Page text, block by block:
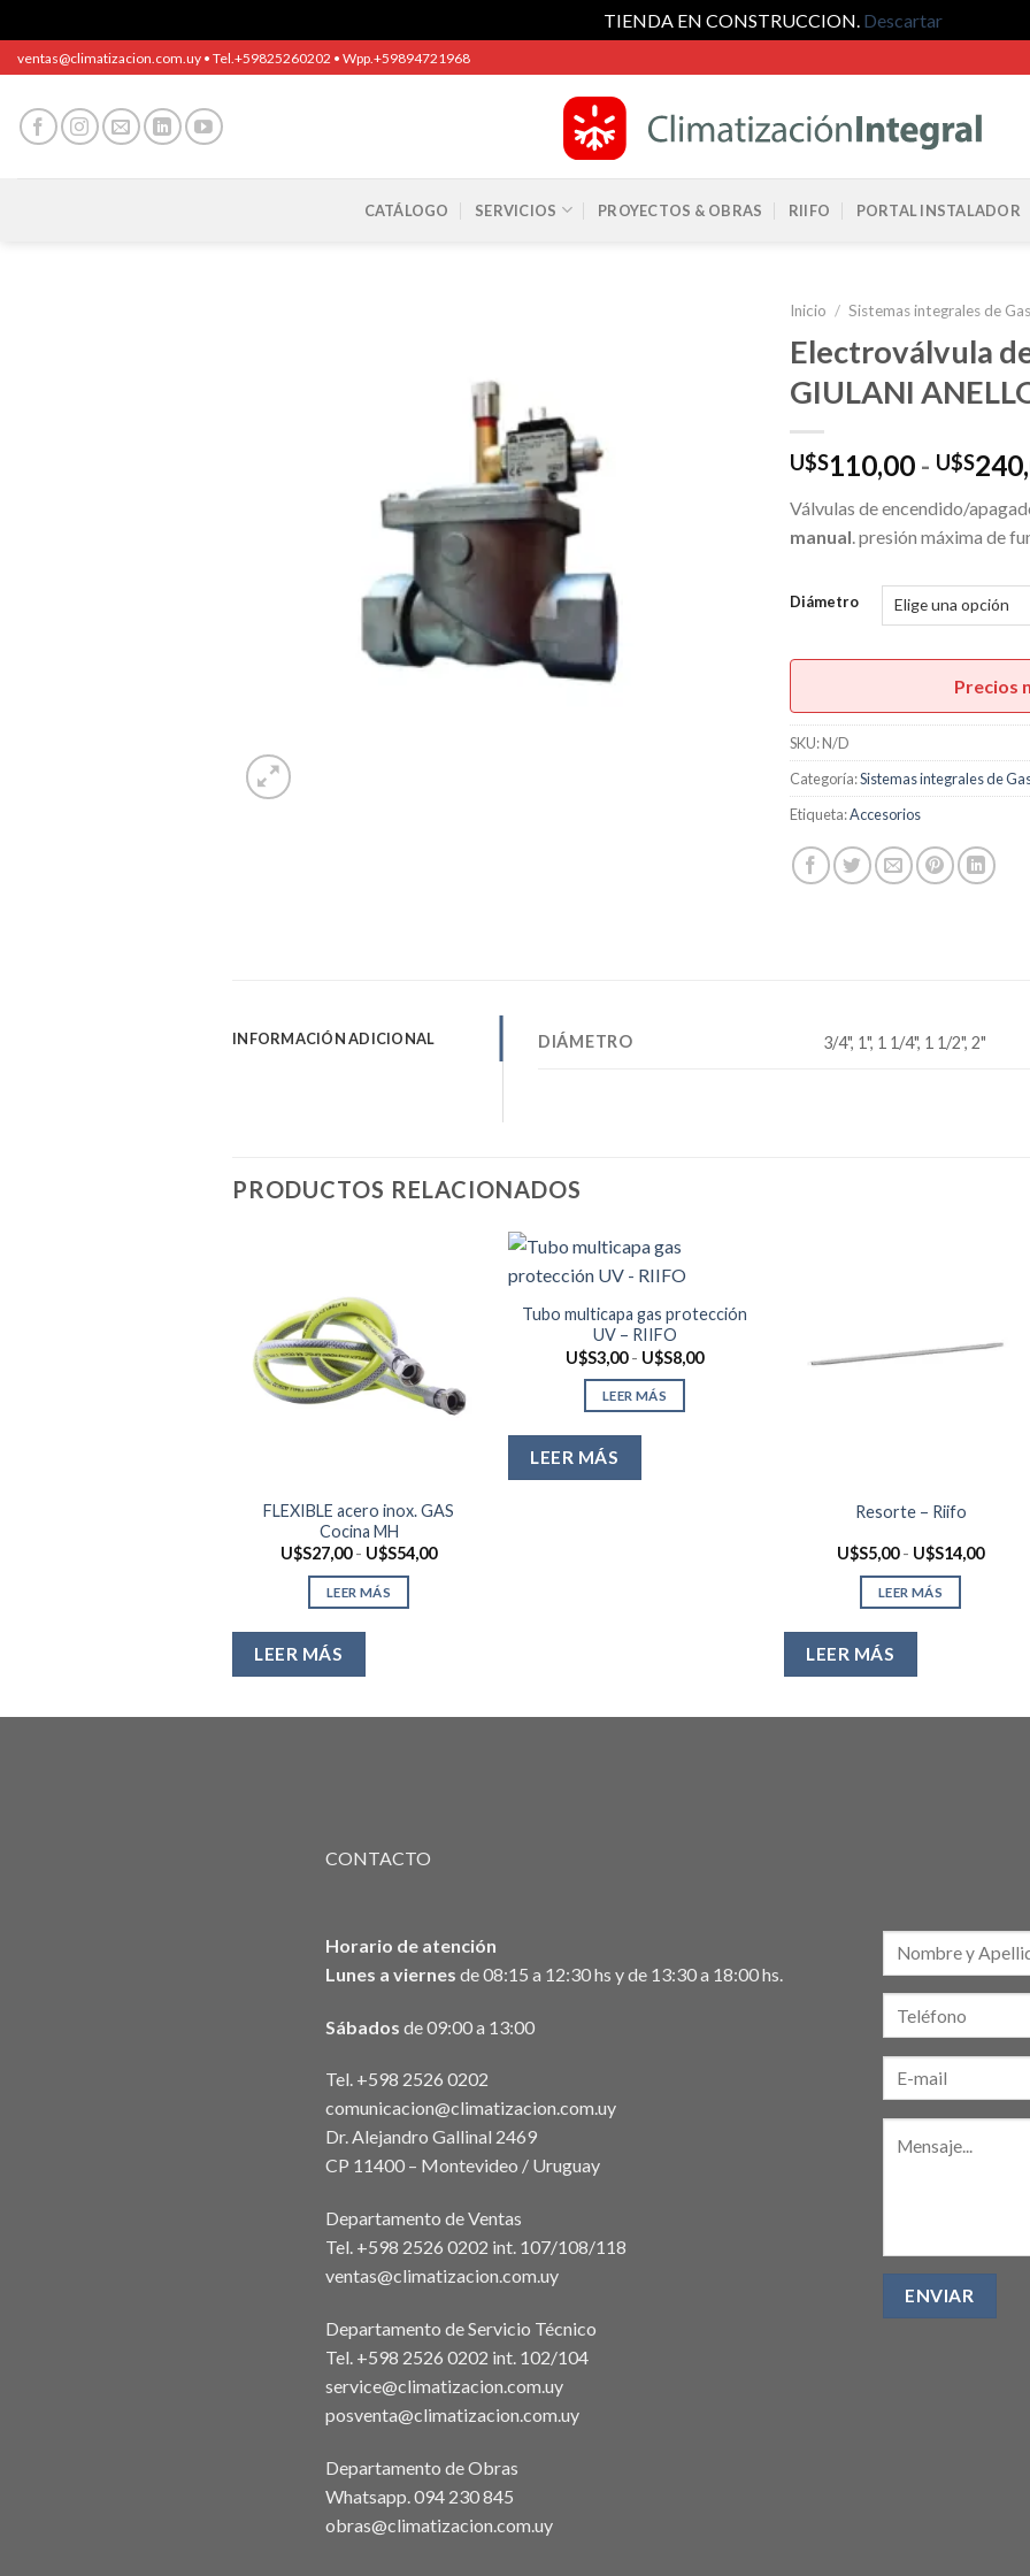
TIENDA EN CONSTRUCCION. Descartar
Saltar
al
contenido
ventas@climatizacion.com.uy • Tel.+59825260202 • Wpp.+59894721968
CATÁLOGO SERVICIOS PROYECTOS & OBRAS RIIFO PORTAL INSTALADOR
Inicio / Sistemas integrales de Gas
Electroválvula
GIULANI
U$S110,00 - U$S
Válvulas de encendido/
manual . presión máxima de
Diámetro
Precios
SKU:N/D
Categoría:Sistemas integrales de
Etiqueta:Accesorios
INFORMACIÓN ADICIONAL DIÁMETRO 3/4", 1", 1 1/4", 1 1/2", 2"
PRODUCTOS RELACIONADOS
FLEXIBLE acero inox. GAS
Cocina MH
U$S27,00 - U$S54,00Rango
LEER MÁS
LEER MÁS
Tubo multicapa gas protección
UV – RIIFO
U$S3,00 - U$S8,00Rango
LEER MÁS
LEER MÁS
Resorte – Riifo
U$S5,00 - U$S14,00Rango
LEER MÁS
LEER MÁS
CONTACTO
Horario de atención
Lunes a viernes de 08:15 a 12:30 hs y de 13:30 a 18:00 hs.
Sábados de 09:00 a 13:00
Tel. +598 2526 0202
comunicacion@climatizacion.com.uy
Dr. Alejandro Gallinal 2469
CP 11400 – Montevideo / Uruguay
Departamento de Ventas
Tel. +598 2526 0202 int. 107/108/118
ventas@climatizacion.com.uy
Departamento de Servicio Técnico
Tel. +598 2526 0202 int. 102/104
service@climatizacion.com.uy
posventa@climatizacion.com.uy
Departamento de Obras
Whatsapp. 094 230 845
obras@climatizacion.com.uy